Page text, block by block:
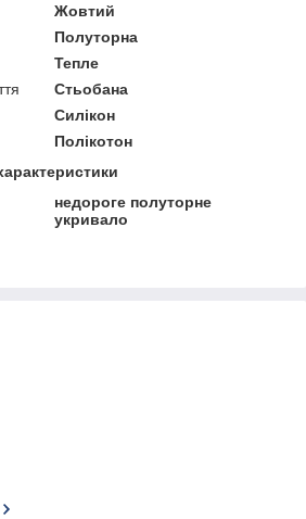
Жовтий
Полуторна
Тепле
Стьобана
Силікон
Полікотон
недороге полуторне
укривало